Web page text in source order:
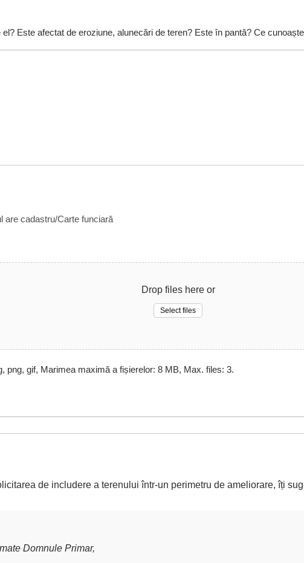
Este afectat de eroziune, alunecări de teren? Este în pantă? Ce
are cadastru/Carte funciară
Drop files here or
Select files
png, gif, Marimea maximă a fișierelor: 8 MB, Max. files: 3.
de includere a terenului într-un perimetru de ameliorare, îți
Domnule Primar,